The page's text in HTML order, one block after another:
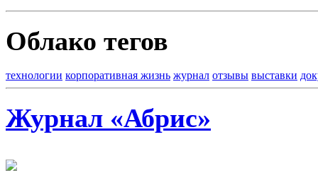
Облако тегов
технологии корпоративная жизнь журнал отзывы выставки
Журнал «Абрис»